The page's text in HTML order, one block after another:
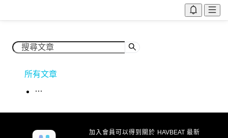
所有文章
加入會員可以得到 關於 HAVBEAT最新